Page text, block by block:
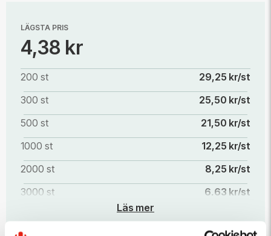
LÄGSTA PRIS
4,38 kr
200 st
29,25 kr/st
300 st
25,50 kr/st
500 st
21,50 kr/st
1000 st
12,25 kr/st
2000 st
8,25 kr/st
3000 st
6,63 kr/st
Läs mer